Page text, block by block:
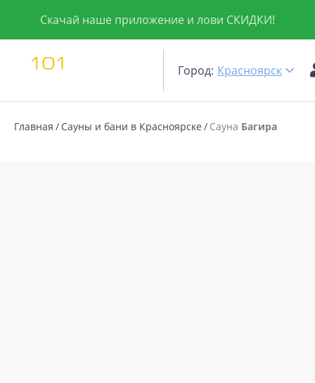
Скачай наше приложение и лови СКИДКИ!
Город: Красноярск
Главная Сауны и бани в Красноярске Сауна Багира